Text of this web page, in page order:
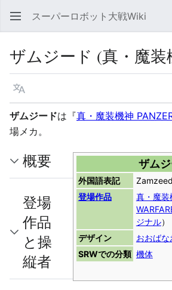
スーパーロボット大戦Wiki
ザムジード (真・魔装
言語
ザムジードは『真・魔装機神
場メカ。
ザム
外国語表記
Zamzeed
登場作品
真・魔装
ジナル）
デザイン
おおばな
SRWでの分類 機体
概要
登場
作品
と操
縦者